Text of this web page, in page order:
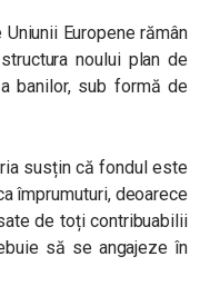
Europene rămân
noului plan de
banilor, sub formă de
susțin că fondul este
împrumuturi, deoarece
de toți contribuabilii
să se angajeze în